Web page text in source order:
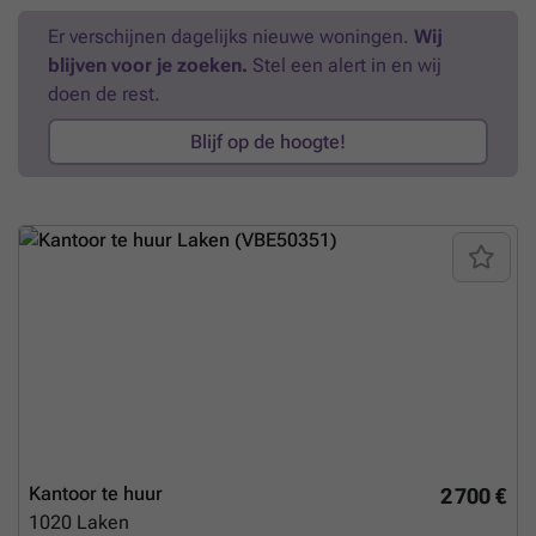
Mogelijkheid tot parkeren. Direct BESCHIKBAAR. Voor informatie en
bezoeken ### - ### . Bezoek onze website ### voor meer
informatieMeer weten?
Er verschijnen dagelijks nieuwe woningen. Wij
blijven voor je zoeken. Stel een alert in en wij
doen de rest.
Blijf op de hoogte!
2 700 €
Kantoor te huur
1020 Laken